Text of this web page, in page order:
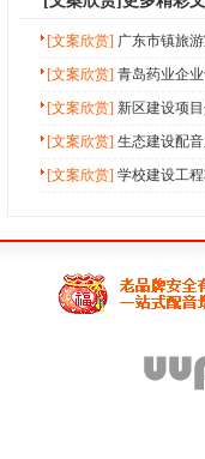
[文案欣赏] 广东市镇旅
[文案欣赏] 青岛药业企
[文案欣赏] 新区建设项
[文案欣赏] 生态建设配
[文案欣赏] 学校建设工